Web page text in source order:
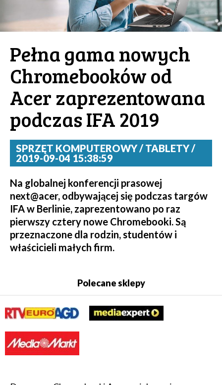
Pełna gama nowych
Chromebooków od
Acer zaprezentowana
podczas IFA 2019
SPRZĘT KOMPUTEROWY / TABLETY /
2019-09-04 15:38:59
Na globalnej konferencji prasowej
next@acer, odbywającej się podczas targów
IFA w Berlinie, zaprezentowano po raz
pierwszy cztery nowe Chromebooki. Są
przeznaczone dla rodzin, studentów i
właścicieli małych firm.
Polecane sklepy